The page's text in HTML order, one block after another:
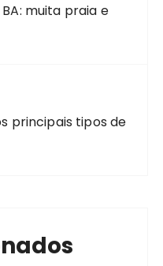
muita praia e
principais tipos de